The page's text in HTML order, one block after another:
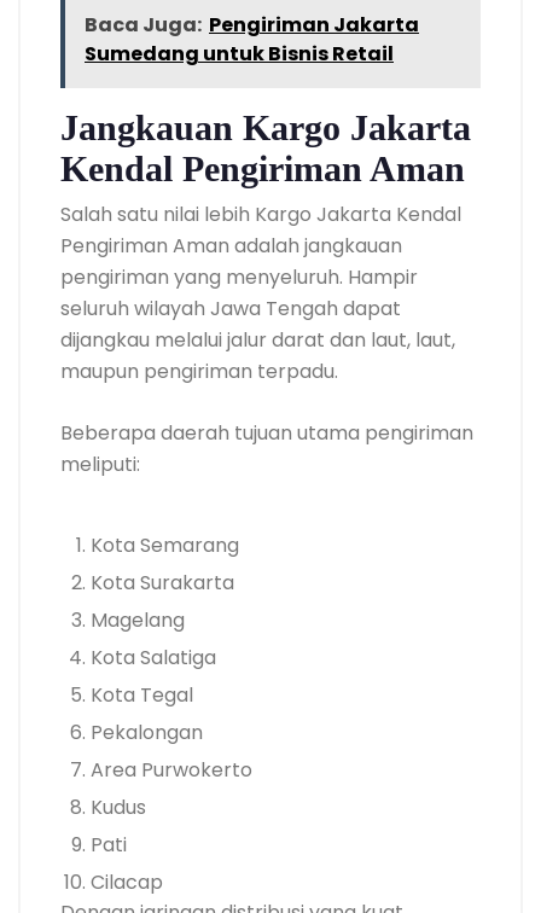
Baca Juga: Pengiriman Jakarta
Sumedang untuk Bisnis Retail
Jangkauan Kargo Jakarta
Kendal Pengiriman Aman
Salah satu nilai lebih Kargo Jakarta Kendal
Pengiriman Aman adalah jangkauan
pengiriman yang menyeluruh. Hampir
seluruh wilayah Jawa Tengah dapat
dijangkau melalui jalur darat dan laut, laut,
maupun pengiriman terpadu.
Beberapa daerah tujuan utama pengiriman
meliputi:
Kota Semarang
Kota Surakarta
Magelang
Kota Salatiga
Kota Tegal
Pekalongan
Area Purwokerto
Kudus
Pati
Cilacap